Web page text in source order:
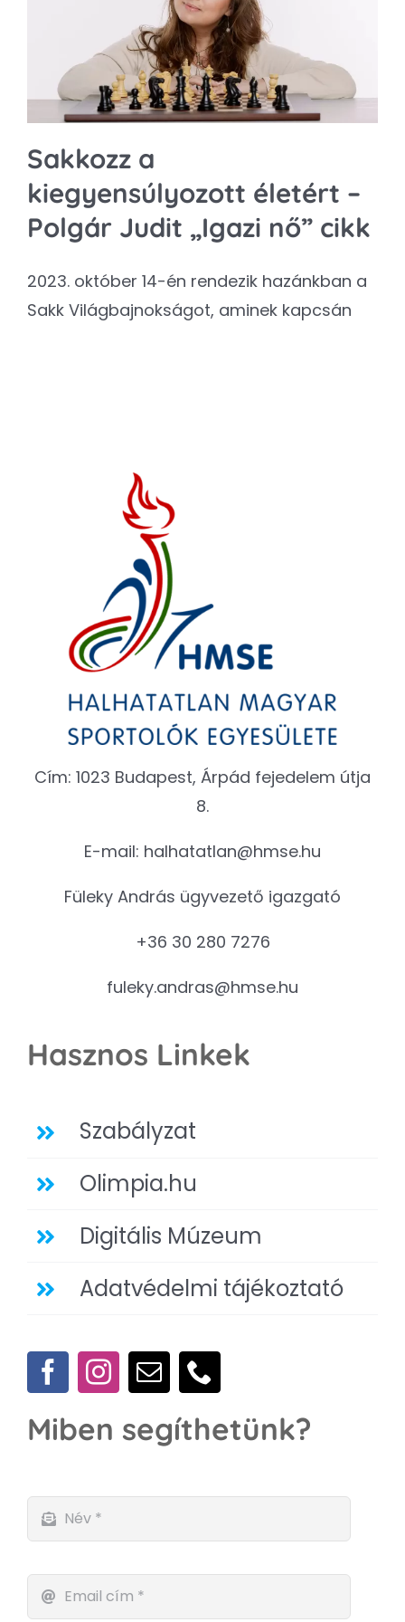
Sakkozz a
kiegyensúlyozott életért –
Polgár Judit „Igazi nő” cikk
2023. október 14-én rendezik hazánkban a
Sakk Világbajnokságot, aminek kapcsán
Cím: 1023 Budapest, Árpád fejedelem útja
8.
E-mail: halhatatlan@hmse.hu
Füleky András ügyvezető igazgató
+36 30 280 7276
fuleky.andras@hmse.hu
Hasznos Linkek
Szabályzat
Olimpia.hu
Digitális Múzeum
Adatvédelmi tájékoztató
Miben segíthetünk?